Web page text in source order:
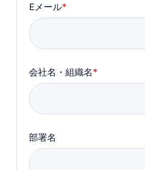
Eメール*
会社名・組織名*
部署名